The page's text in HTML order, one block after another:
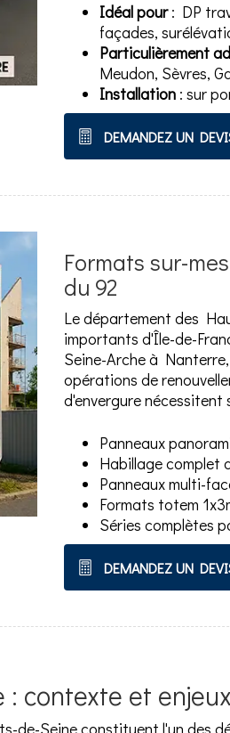
Idéal pour: DP
façades,
Particulièrement
Meudon, Sèvres,
Installation: sur
DEMANDEZ UN
Formats sur-
du 92
Le département des
importants d'Île-de-
Seine-Arche à
opérations de
d'envergure
Panneaux
Habillage complet
Panneaux multi-
Formats totem
Séries complètes
DEMANDEZ UN
contexte et
de-Seine constituent l'un des